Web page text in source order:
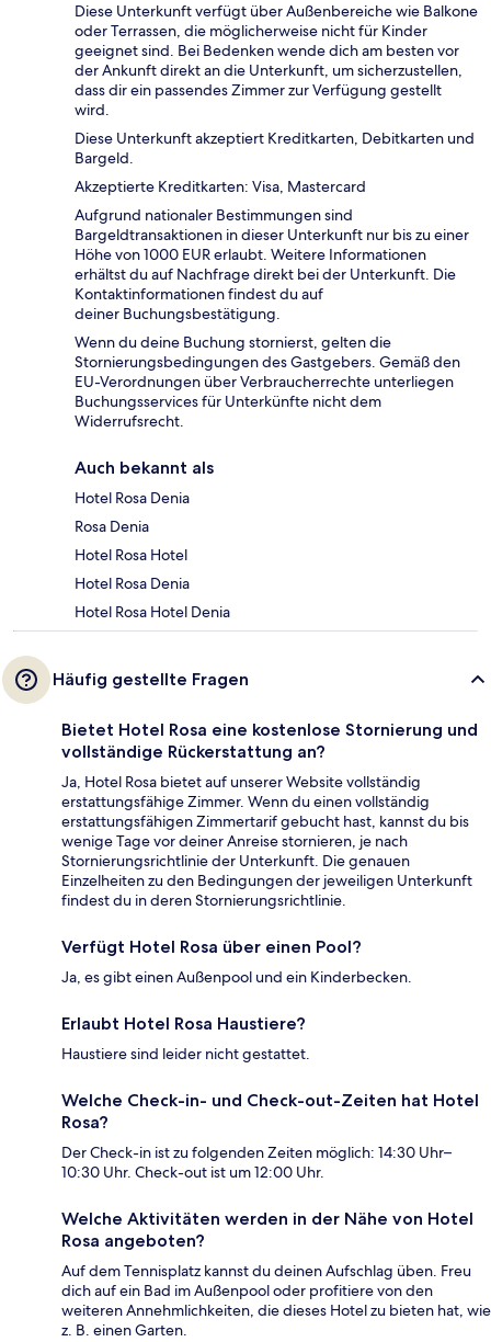
Diese Unterkunft verfügt über Außenbereiche wie Balkone
oder Terrassen, die möglicherweise nicht für Kinder
geeignet sind. Bei Bedenken wende dich am besten vor
der Ankunft direkt an die Unterkunft, um sicherzustellen,
dass dir ein passendes Zimmer zur Verfügung gestellt
wird.
Diese Unterkunft akzeptiert Kreditkarten, Debitkarten und
Bargeld.
Akzeptierte Kreditkarten: Visa, Mastercard
Aufgrund nationaler Bestimmungen sind
Bargeldtransaktionen in dieser Unterkunft nur bis zu einer
Höhe von 1000 EUR erlaubt. Weitere Informationen
erhältst du auf Nachfrage direkt bei der Unterkunft. Die
Kontaktinformationen findest du auf
deiner Buchungsbestätigung.
Wenn du deine Buchung stornierst, gelten die
Stornierungsbedingungen des Gastgebers. Gemäß den
EU-Verordnungen über Verbraucherrechte unterliegen
Buchungsservices für Unterkünfte nicht dem
Widerrufsrecht.
Auch bekannt als
Hotel Rosa Denia
Rosa Denia
Hotel Rosa Hotel
Hotel Rosa Denia
Hotel Rosa Hotel Denia
Häufig gestellte Fragen
Bietet Hotel Rosa eine kostenlose Stornierung und
vollständige Rückerstattung an?
Ja, Hotel Rosa bietet auf unserer Website vollständig
erstattungsfähige Zimmer. Wenn du einen vollständig
erstattungsfähigen Zimmertarif gebucht hast, kannst du bis
wenige Tage vor deiner Anreise stornieren, je nach
Stornierungsrichtlinie der Unterkunft. Die genauen
Einzelheiten zu den Bedingungen der jeweiligen Unterkunft
findest du in deren Stornierungsrichtlinie.
Verfügt Hotel Rosa über einen Pool?
Ja, es gibt einen Außenpool und ein Kinderbecken.
Erlaubt Hotel Rosa Haustiere?
Haustiere sind leider nicht gestattet.
Welche Check-in- und Check-out-Zeiten hat Hotel
Rosa?
Der Check-in ist zu folgenden Zeiten möglich: 14:30 Uhr–
10:30 Uhr. Check-out ist um 12:00 Uhr.
Welche Aktivitäten werden in der Nähe von Hotel
Rosa angeboten?
Auf dem Tennisplatz kannst du deinen Aufschlag üben. Freu
dich auf ein Bad im Außenpool oder profitiere von den
weiteren Annehmlichkeiten, die dieses Hotel zu bieten hat, wie
z. B. einen Garten.